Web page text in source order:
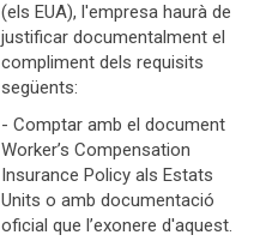
(els EUA), l'empresa haurà de
justificar documentalment el
compliment dels requisits
següents:
- Comptar amb el document
Worker’s Compensation
Insurance Policy als Estats
Units o amb documentació
oficial que l’exonere d'aquest.